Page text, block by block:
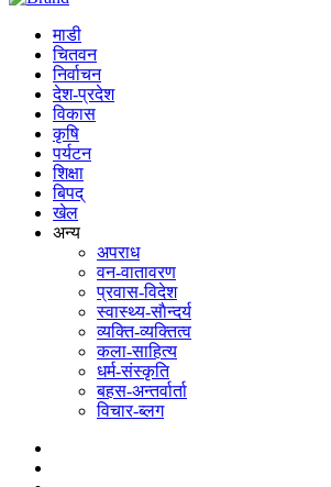
माडी
चितवन
निर्वाचन
देश-प्रदेश
विकास
कृषि
पर्यटन
शिक्षा
बिपद्
खेल
अन्य
अपराध
वन-वातावरण
प्रवास-विदेश
स्वास्थ्य-साैन्दर्य
व्यक्ति-व्यक्तित्व
कला-साहित्य
धर्म-संस्कृति
बहस-अन्तर्वार्ता
विचार-ब्लग